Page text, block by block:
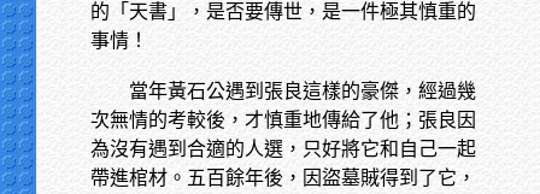
的「天書」，是否要傳世，是一件極其慎重的
事情！
當年黃石公遇到張良這樣的豪傑，經過幾
次無情的考較後，才慎重地傳給了他；張良因
為沒有遇到合適的人選，只好將它和自己一起
帶進棺材。五百餘年後，因盜墓賊得到了它，